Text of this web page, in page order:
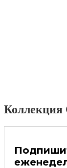
Коллекция